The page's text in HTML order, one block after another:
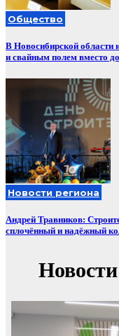
Общество
В Новосибирской области
и свайным полем вместо
Новости региона
Андрей Травников:
сплочённый и надёжный